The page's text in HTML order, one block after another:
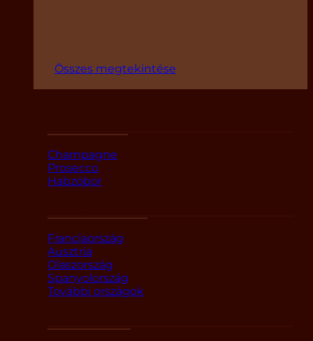
Összes megtekintése
Champagne
Prosecco
Habzóbor
Franciaország
Ausztria
Olaszország
Spanyolország
További országok